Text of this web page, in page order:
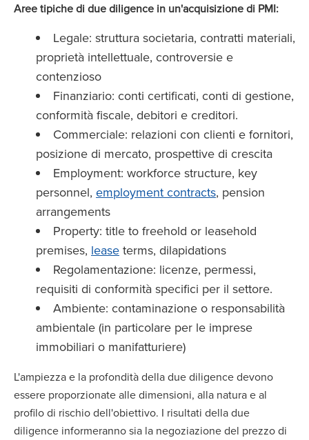
Aree tipiche di due diligence in un'acquisizione di PMI:
Legale: struttura societaria, contratti materiali,
proprietà intellettuale, controversie e
contenzioso
Finanziario: conti certificati, conti di gestione,
conformità fiscale, debitori e creditori.
Commerciale: relazioni con clienti e fornitori,
posizione di mercato, prospettive di crescita
Employment: workforce structure, key
personnel, employment contracts, pension
arrangements
Property: title to freehold or leasehold
premises, lease terms, dilapidations
Regolamentazione: licenze, permessi,
requisiti di conformità specifici per il settore.
Ambiente: contaminazione o responsabilità
ambientale (in particolare per le imprese
immobiliari o manifatturiere)
L'ampiezza e la profondità della due diligence devono
essere proporzionate alle dimensioni, alla natura e al
profilo di rischio dell'obiettivo. I risultati della due
diligence informeranno sia la negoziazione del prezzo di